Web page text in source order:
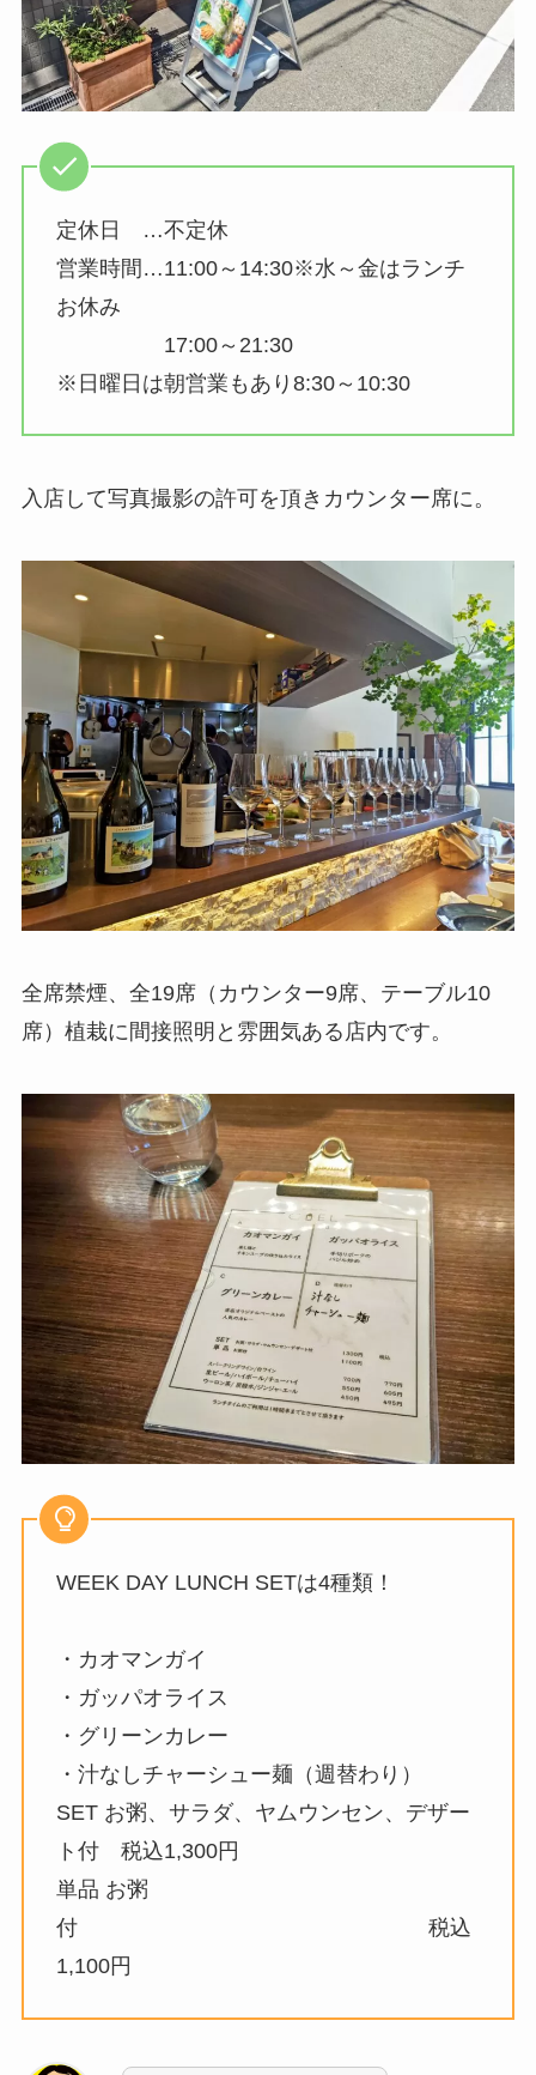
定休日 …不定休
営業時間…11:00～14:30※水～金はランチ
お休み
17:00～21:30
※日曜日は朝営業もあり8:30～10:30
入店して写真撮影の許可を頂きカウンター席に。
全席禁煙、全19席（カウンター9席、テーブル10
席）植栽に間接照明と雰囲気ある店内です。
WEEK DAY LUNCH SETは4種類！
・カオマンガイ
・ガッパオライス
・グリーンカレー
・汁なしチャーシュー麺（週替わり）
SET お粥、サラダ、ヤムウンセン、デザー
ト付 税込1,300円
単品 お粥
付 税込
1,100円